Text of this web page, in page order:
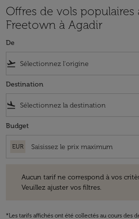
Offres de vols populaires
Freetown à Agadir
De
flight_takeoff
Destination
flight_land
Budget
EUR
Aucun tarif ne correspond à vos
Veuillez ajuster vos filtres.
*Les tarifs affichés ont été collectés au cours des